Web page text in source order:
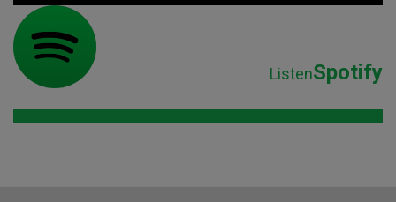
ListenSpotify